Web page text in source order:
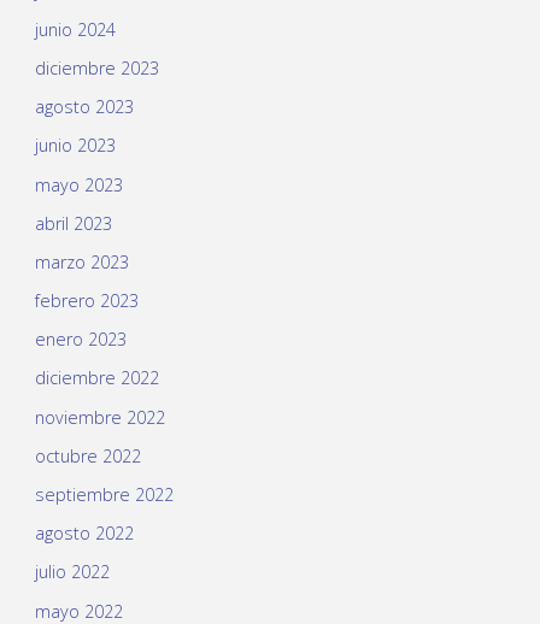
junio 2024
diciembre 2023
agosto 2023
junio 2023
mayo 2023
abril 2023
marzo 2023
febrero 2023
enero 2023
diciembre 2022
noviembre 2022
octubre 2022
septiembre 2022
agosto 2022
julio 2022
mayo 2022